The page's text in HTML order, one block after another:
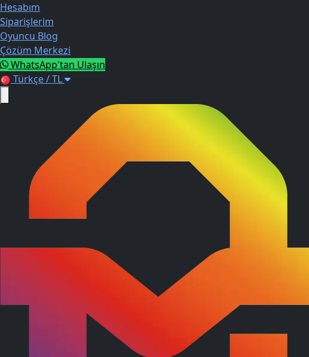
Hesabım
Siparişlerim
Oyuncu Blog
Çözüm Merkezi
WhatsApp'tan Ulaşın
Türkçe / TL